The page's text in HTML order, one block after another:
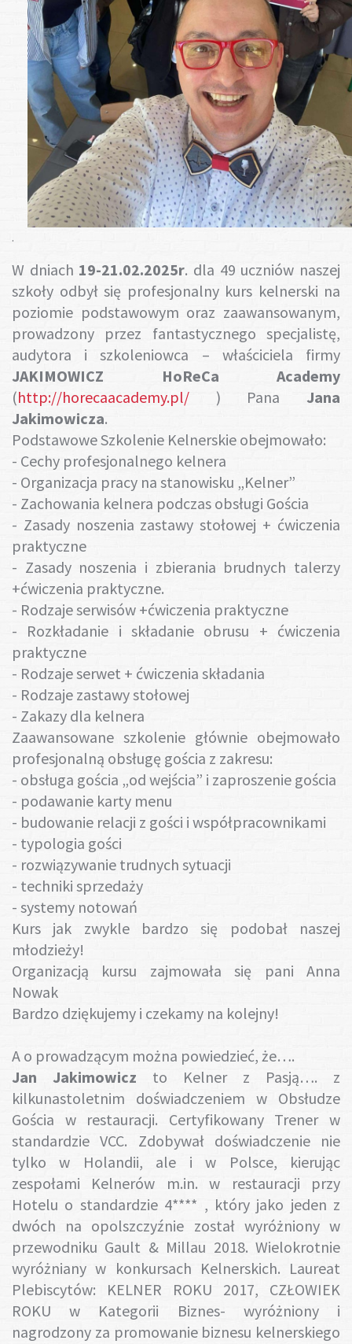
.
W dniach 19-21.02.2025r. dla 49 uczniów naszej
szkoły odbył się profesjonalny kurs kelnerski na
poziomie podstawowym oraz zaawansowanym,
prowadzony przez fantastycznego specjalistę,
audytora i szkoleniowca – właściciela firmy
JAKIMOWICZ HoReCa Academy
(http://horecaacademy.pl/ ) Pana Jana
Jakimowicza.
Podstawowe Szkolenie Kelnerskie obejmowało:
- Cechy profesjonalnego kelnera
- Organizacja pracy na stanowisku „Kelner”
- Zachowania kelnera podczas obsługi Gościa
- Zasady noszenia zastawy stołowej + ćwiczenia
praktyczne
- Zasady noszenia i zbierania brudnych talerzy
+ćwiczenia praktyczne.
- Rodzaje serwisów +ćwiczenia praktyczne
- Rozkładanie i składanie obrusu + ćwiczenia
praktyczne
- Rodzaje serwet + ćwiczenia składania
- Rodzaje zastawy stołowej
- Zakazy dla kelnera
Zaawansowane szkolenie głównie obejmowało
profesjonalną obsługę gościa z zakresu:
- obsługa gościa „od wejścia” i zaproszenie gościa
- podawanie karty menu
- budowanie relacji z gości i współpracownikami
- typologia gości
- rozwiązywanie trudnych sytuacji
- techniki sprzedaży
- systemy notowań
Kurs jak zwykle bardzo się podobał naszej
młodzieży!
Organizacją kursu zajmowała się pani Anna
Nowak
Bardzo dziękujemy i czekamy na kolejny!
A o prowadzącym można powiedzieć, że….
Jan Jakimowicz to Kelner z Pasją…. z
kilkunastoletnim doświadczeniem w Obsłudze
Gościa w restauracji. Certyfikowany Trener w
standardzie VCC. Zdobywał doświadczenie nie
tylko w Holandii, ale i w Polsce, kierując
zespołami Kelnerów m.in. w restauracji przy
Hotelu o standardzie 4**** , który jako jeden z
dwóch na opolszczyźnie został wyróżniony w
przewodniku Gault & Millau 2018. Wielokrotnie
wyróżniany w konkursach Kelnerskich. Laureat
Plebiscytów: KELNER ROKU 2017, CZŁOWIEK
ROKU w Kategorii Biznes- wyróżniony i
nagrodzony za promowanie biznesu kelnerskiego